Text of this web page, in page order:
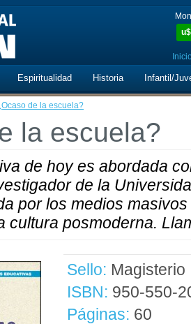
u$
Espiritualidad Historia Infantil/
de la escuela?
la escuela?
de hoy es abordada
de la
por los medios
cultura posmoderna.
Sello: Magisterio
ISBN: 950-550-
Páginas: 60